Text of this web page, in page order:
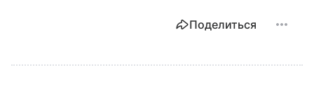
Поделиться